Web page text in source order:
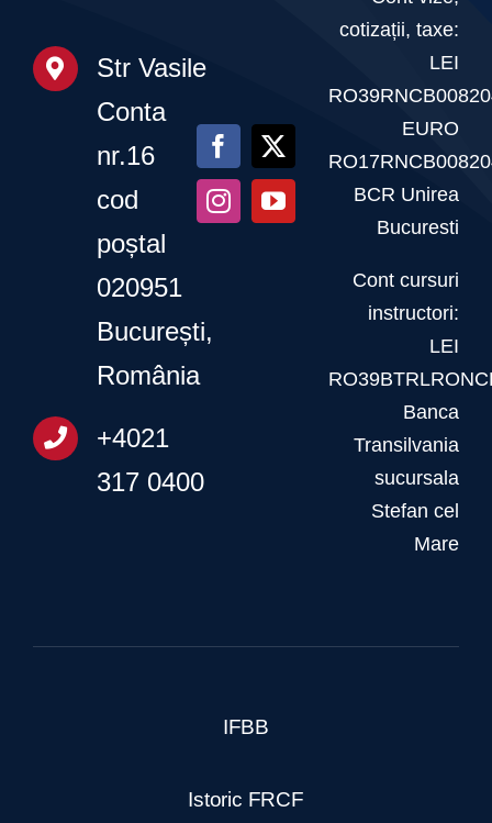
Fitnessului
Românesc
martie
2026
anului
Str Vasile
Conta
nr.16
cod
poștal
020951
București,
România
+4021
317 0400
cotizații, taxe:
LEI
EURO
BCR Unirea
Bucuresti
Cont cursuri
instructori:
LEI
Banca
Transilvania
sucursala
Stefan cel
Mare
IFBB
Istoric FRCF